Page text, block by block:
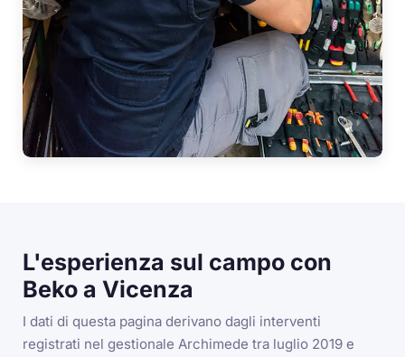
L'esperienza sul campo con
Beko a Vicenza
I dati di questa pagina derivano dagli interventi
registrati nel gestionale Archimede tra luglio 2019 e